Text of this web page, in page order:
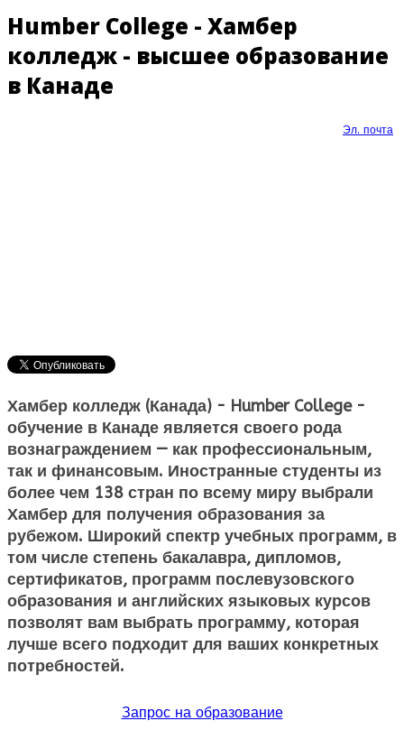
Humber College - Хамбер
колледж - высшее образование
в Канаде
Эл. почта
Хамбер колледж (Канада) - Humber College -
обучение в Канаде является своего рода
вознаграждением — как профессиональным,
так и финансовым. Иностранные студенты из
более чем 138 стран по всему миру выбрали
Хамбер для получения образования за
рубежом. Широкий спектр учебных программ, в
том числе степень бакалавра, дипломов,
сертификатов, программ послевузовского
образования и английских языковых курсов
позволят вам выбрать программу, которая
лучше всего подходит для ваших конкретных
потребностей.
Запрос на образование